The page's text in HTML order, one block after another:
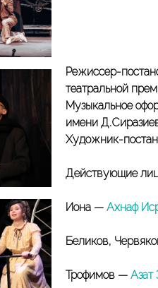
Режиссер-
театральной
Музыкальное
имени
Художник-
Действующие
Иона — Ахнаф
Беликов,
Трофимов — Азат